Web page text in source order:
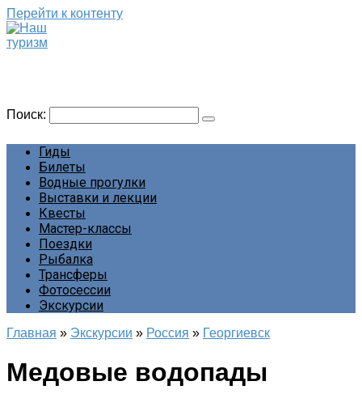
Перейти к контенту
Поиск:
Гиды
Билеты
Водные прогулки
Выставки и лекции
Квесты
Мастер-классы
Поездки
Рыбалка
Трансферы
Фотосессии
Экскурсии
Главная » Экскурсии » Россия » Георгиевск
Медовые водопады